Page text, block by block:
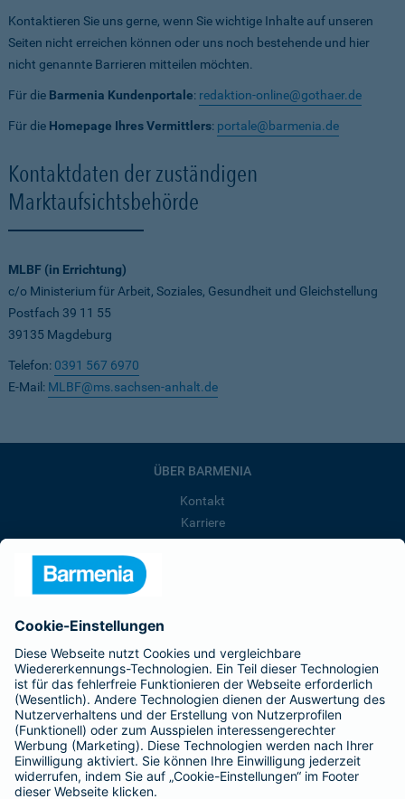
Kontaktieren Sie uns gerne, wenn Sie wichtige Inhalte auf unseren
Seiten nicht erreichen können oder uns noch bestehende und hier
nicht genannte Barrieren mitteilen möchten.
Für die Barmenia Kundenportale: redaktion-online@gothaer.de
Für die Homepage Ihres Vermittlers: portale@barmenia.de
Kontaktdaten der zuständigen
Marktaufsichtsbehörde
MLBF (in Errichtung)
c/o Ministerium für Arbeit, Soziales, Gesundheit und Gleichstellung
Postfach 39 11 55
39135 Magdeburg
Telefon: 0391 567 6970
E-Mail: MLBF@ms.sachsen-anhalt.de
ÜBER BARMENIA
Kontakt
Karriere
Presse
Barmenia ist Teil der BarmeniaGothaer
BELIEBTE SEITEN
Kranken-Zusatzversicherung
Tierversicherungen
Haftpflichtversicherung
Hausratversicherung